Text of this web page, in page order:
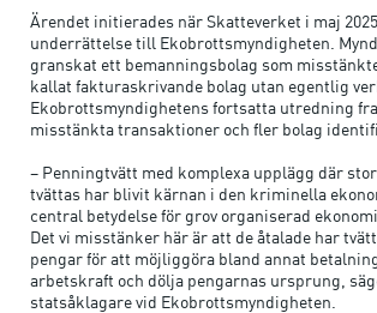
Ärendet initierades när Skatteverket i maj
underrättelse till Ekobrottsmyndigheten.
granskat ett bemanningsbolag som
kallat fakturaskrivande bolag utan egentlig
Ekobrottsmyndighetens fortsatta utredning
misstänkta transaktioner och fler bolag
– Penningtvätt med komplexa upplägg där
tvättas har blivit kärnan i den kriminella
central betydelse för grov organiserad
Det vi misstänker här är att de åtalade har
pengar för att möjliggöra bland annat
arbetskraft och dölja pengarnas ursprung,
statsåklagare vid Ekobrottsmyndigheten.